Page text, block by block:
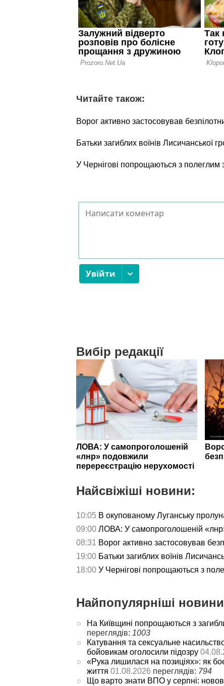
Читайте також:
Ворог активно застосовував
Батьки загиблих воїнів Лисичанської
У Чернігові попрощаються з
Вибір редакції
ЛОВА: У самопроголошеній
«лнр» подовжили
перереєстрацію нерухомості
Найсвіжіші новини:
10:05 В окупованому Луганську
09:00 ЛОВА: У самопроголошеній
08:31 Ворог активно застосовував
19:00 Батьки загиблих воїнів
18:00 У Чернігові попрощаються з
Найпопулярніші
На Київщині попрощаються з
переглядів: 1003
Катування та сексуальне
бойовикам оголосили підозру
«Рука лишилася на позиціях»: як
життя 01.08.2026 переглядів: 794
Що варто знати ВПО у серпні: